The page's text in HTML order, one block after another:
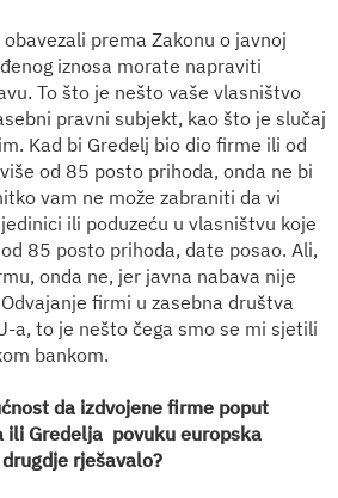
prema Zakonu o javnoj
iznosa morate napraviti
To što je nešto vaše vlasništvo
pravni subjekt, kao što je slučaj
Kad bi Gredelj bio dio firme ili od
od 85 posto prihoda, onda ne bi
vam ne može zabraniti da vi
ili poduzeću u vlasništvu koje
85 posto prihoda, date posao. Ali,
onda ne, jer javna nabava nije
firmi u zasebna društva
a, to je nešto čega smo se mi sjetili
bankom.
da izdvojene firme poput
ili Gredelja povuku europska
rješavalo?